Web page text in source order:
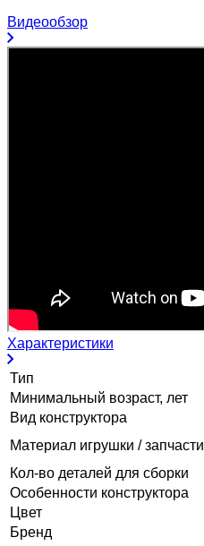
Видеообзор
Характеристики
Тип
Минимальный возраст, лет
Вид конструктора
Материал игрушки / запчасти
Кол-во деталей для сборки
Особенности конструктора
Цвет
Бренд